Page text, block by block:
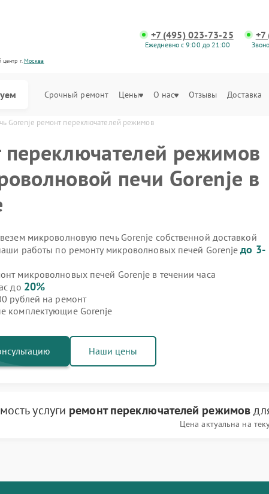
г.Москва
+7 (495) 023-73-25
Ежедневно с 9:00 до 21:00
+7
Срочный ремонт Цены О нас Отзывы Доставка
Gorenje ремонт переключателей режимов
переключателей режимов
печи Gorenje в
микроволновую печь Gorenje собственной доставкой
работы по ремонту микроволновых печей Gorenjeдо 3-
микроволновых печей Gorenje в течении часа
до 20%
рублей на ремонт
комплектующие Gorenje
Наши цены
услуги ремонт переключателей режимов
Цена актуальна на